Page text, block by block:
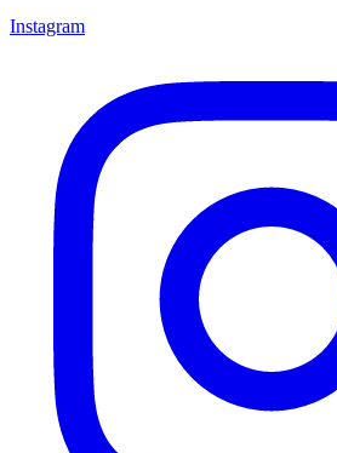
Instagram